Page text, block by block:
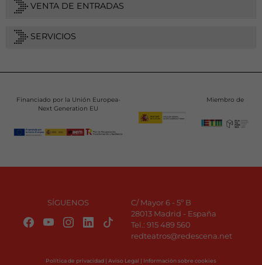
VENTA DE ENTRADAS
SERVICIOS
Financiado por la Unión Europea-
Next Generation EU
Miembro de
SÍGUENOS
C/ Mayor 6 - 5º B
28013 Madrid - España
Tel.: 915 489 560
redteatros@redescena.net
Política de privacidad | Aviso Legal | Información sobre cookies